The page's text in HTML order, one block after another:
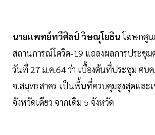
นายแพทย์ทวีศิลป์ วิษณุโยธินโฆษกศูน
สถานการณ์โควิด-19 แถลงผลการประชุม
วันที่ 27 ม.ค.64 ว่า เบื้องต้นที่ประชุม ศบค
จ.สมุทรสาคร เป็นพื้นที่ควบคุมสูงสุดและเ
จังหวัดเดียว จากเดิม 5 จังหวัด